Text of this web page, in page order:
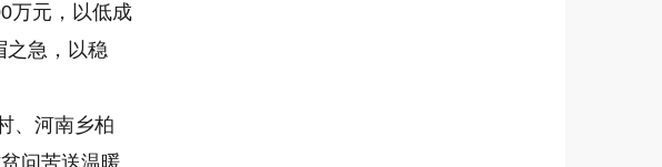
万元，以低成
之急，以稳
、河南乡柏
问苦送温暖